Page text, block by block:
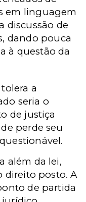
em linguagem
discussão de
dando pouca
à questão da
a
seria o
de justiça
perde seu
além da lei,
direito posto. A
de partida